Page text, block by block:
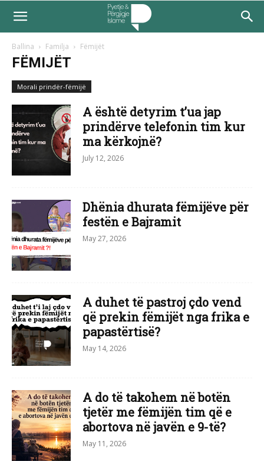
Ballina Familja Fëmijët
FËMIJËT
Morali prindër-fëmijë
A është detyrim t’ua jap
prindërve telefonin tim kur
ma kërkojnë?
July 12, 2026
Dhënia dhurata fëmijëve për
festën e Bajramit
May 27, 2026
A duhet të pastroj çdo vend
që prekin fëmijët nga frika e
papastërtisë?
May 14, 2026
A do të takohem në botën
tjetër me fëmijën tim që e
abortova në javën e 9-të?
May 11, 2026